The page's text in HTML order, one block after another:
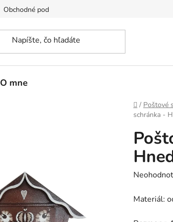
Obchodné podmienky Podmienky ochrany
O mne
Domov
/ Poštové
schránka -
Priemerné
produktu
Materiál: